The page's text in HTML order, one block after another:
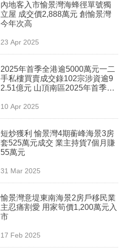
內地客入市愉景灣海蜂徑單號獨
立屋 成交價2,888萬元 創愉景灣
今年次高
23 Apr 2025
2025年首季全港逾5000萬元一二
手私樓買賣成交錄102宗涉資逾9
2.51億元 山頂南區2025年首季錄
原何兆棠：貿易戰起「有危有
10 Apr 2025
短炒獲利 愉景灣4期蘅峰海景3房
套525萬元成交 業主持貨7個月賺
55萬元
31 Mar 2025
愉景灣意堤東南海景2房戶移民業
主忍痛割愛 用家筍價1,200萬元入
市
17 Feb 2025